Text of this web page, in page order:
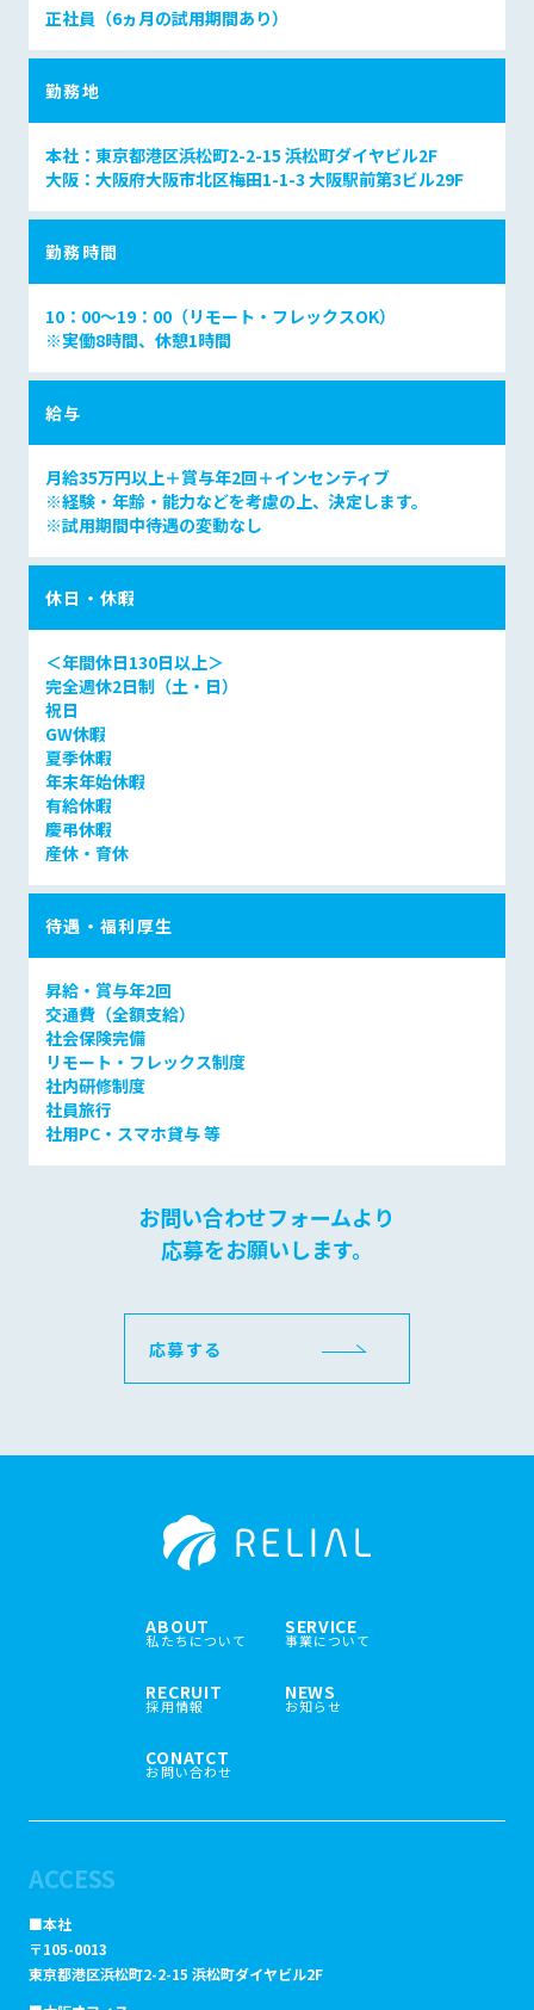
正社員（6ヵ月の試用期間あり）
勤務地
本社：東京都港区浜松町2-2-15 浜松町ダイヤビル2F
大阪：大阪府大阪市北区梅田1-1-3 大阪駅前第3ビル29F
勤務時間
10：00～19：00（リモート・フレックスOK）
※実働8時間、休憩1時間
給与
月給35万円以上＋賞与年2回＋インセンティブ
※経験・年齢・能力などを考慮の上、決定します。
※試用期間中待遇の変動なし
休日・休暇
＜年間休日130日以上＞
完全週休2日制（土・日）
祝日
GW休暇
夏季休暇
年末年始休暇
有給休暇
慶弔休暇
産休・育休
待遇・福利厚生
昇給・賞与年2回
交通費（全額支給）
社会保険完備
リモート・フレックス制度
社内研修制度
社員旅行
社用PC・スマホ貸与 等
お問い合わせフォームより
応募をお願いします。
応募する
ACCESS
■本社
〒105-0013
東京都港区浜松町2-2-15 浜松町ダイヤビル2F
ABOUT
私たちについて
SERVICE
事業について
RECRUIT
採用情報
NEWS
お知らせ
CONATCT
お問い合わせ